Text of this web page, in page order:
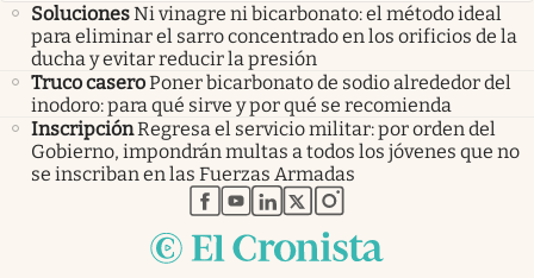
SolucionesNi vinagre ni bicarbonato: el método ideal
para eliminar el sarro concentrado en los orificios de la
ducha y evitar reducir la presión
Truco caseroPoner bicarbonato de sodio alrededor del
inodoro: para qué sirve y por qué se recomienda
InscripciónRegresa el servicio militar: por orden del
Gobierno, impondrán multas a todos los jóvenes que no
se inscriban en las Fuerzas Armadas
abre en nueva pestaña
abre en nueva pestaña
abre en nueva pestaña
abre en nueva pestaña
abre en nueva pestaña